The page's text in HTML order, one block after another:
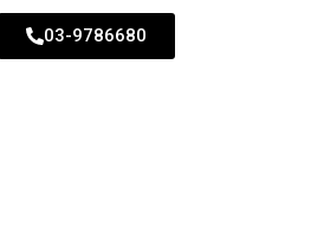
03-9786680